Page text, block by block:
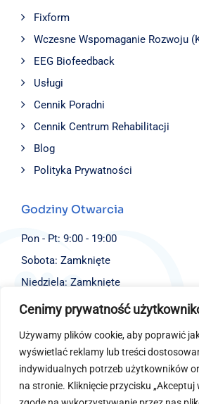
Cenimy prywatność
Używamy plików cookie, aby poprawić
wyświetlać reklamy lub treści
indywidualnych potrzeb użytkowników
na stronie. Kliknięcie przycisku „Akceptuj
Fixform
Wczesne Wspomaganie Rozwoju
EEG Biofeedback
Usługi
Cennik Poradni
Cennik Centrum Rehabilitacji
Blog
Polityka Prywatności
Godziny Otwarcia
Pon - Pt: 9:00 - 19:00
Sobota: Zamknięte
Niedziela: Zamknięte
Dane Kontaktowe
Fundacja EJBISI
ul. Św. Stanisława 4,
40-014 Katowice
(+48) 577 726 100